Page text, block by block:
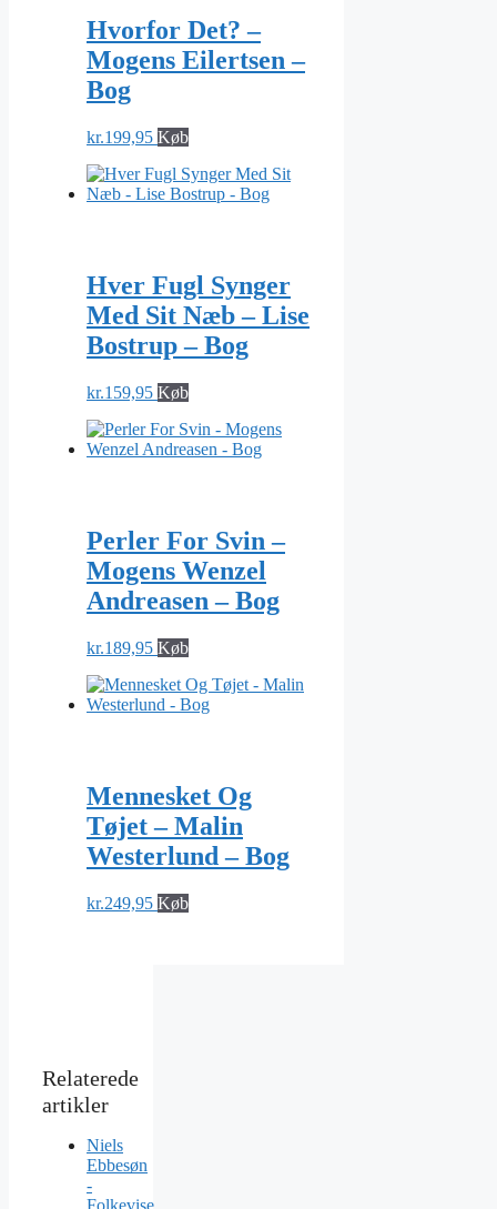
Hvorfor Det? –
Mogens Eilertsen –
Bog
kr.199,95 Køb
Hver Fugl Synger
Med Sit Næb – Lise
Bostrup – Bog
kr.159,95 Køb
Perler For Svin –
Mogens Wenzel
Andreasen – Bog
kr.189,95 Køb
Mennesket Og
Tøjet – Malin
Westerlund – Bog
kr.249,95 Køb
Niels
Ebbesøn
-
Folkevise